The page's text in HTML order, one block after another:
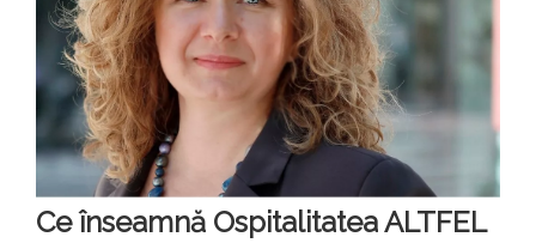
Ce înseamnă Ospitalitatea ALTFEL